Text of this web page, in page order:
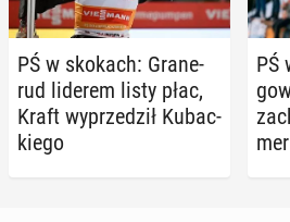
PŚ w skokach: Gra­ne­
rud liderem listy płac,
Kraft wy­prze­dził Ku­bac­
kie­go
PŚ